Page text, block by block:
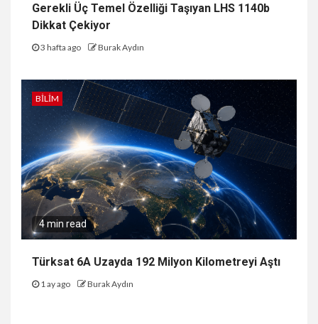
Gerekli Üç Temel Özelliği Taşıyan LHS 1140b
Dikkat Çekiyor
3 hafta ago Burak Aydın
BILIM
4 min read
Türksat 6A Uzayda 192 Milyon Kilometreyi Aştı
1 ay ago Burak Aydın